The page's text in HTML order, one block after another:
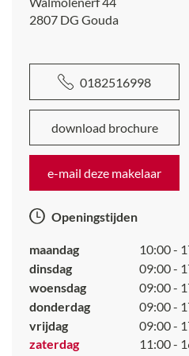
De tweede verdieping biedt
Hier zijn mogelijk 2
2 dakramen maken de zolder
Mede dankzij de aanwezige
verdieping uitstekend
werkruimte of hobbyruimte.
Tuin
De achtertuin biedt een fijne
bestrating.
Tevens zijn er een houten
extra opslag en is de tuin
2807 DG Gouda
0182516998
download brochure
e-mail deze makelaar
Openingstijden
maandag
10:00 -
dinsdag
09:00 -
woensdag
09:00 -
donderdag
09:00 -
vrijdag
09:00 -
zaterdag
11:00 -